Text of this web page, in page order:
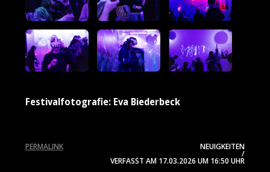
Festivalfotografie: Eva Biederbeck
NEUIGKEITEN
/
VERFASST AM 17.03.2026 UM 16:50 UHR
PERMALINK